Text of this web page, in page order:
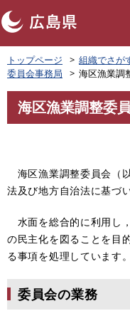
ペ
ー
ジ
の
頭
トップページ 組織でさが
委員会事務局
海区漁業調
文
海区漁業調整委
海区漁業調整委員会（
法及び地方自治法に基づ
水面を総合的に利用し
の民主化を図ることを目
る事項を処理しています。
委員会の業務